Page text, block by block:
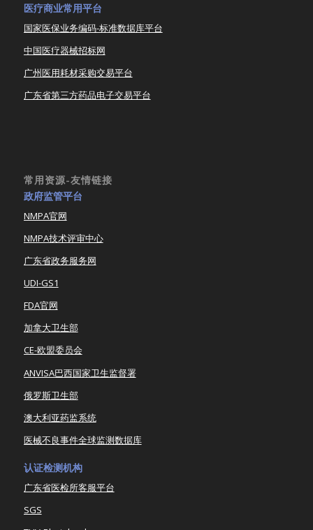
医疗商业常用平台
国家医保业务编码-标准数据库平台
中国医疗器械招标网
广州医用耗材采购交易平台
广东省第三方药品电子交易平台
常用资源-友情链接
政府监管平台
NMPA官网
NMPA技术评审中心
广东省政务服务网
UDI-GS1
FDA官网
加拿大卫生部
CE-欧盟委员会
ANVISA巴西国家卫生监督署
俄罗斯卫生部
澳大利亚药监系统
医械不良事件全球监测数据库
认证检测机构
广东省医检所客服平台
SGS